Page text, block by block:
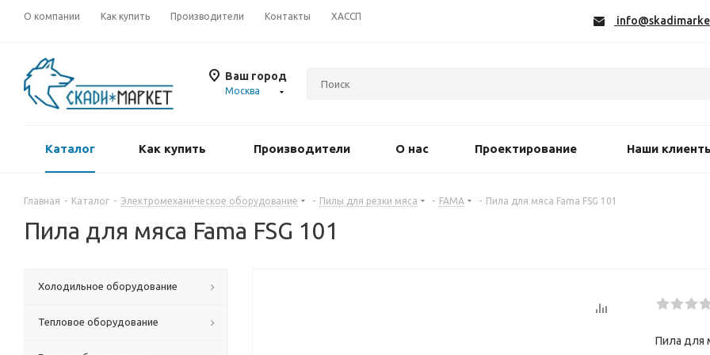
О компании Как купить Производители Контакты ХАССП
Ваш город
Москва
Каталог Как купить Производители О нас Проектирование Наши
Главная - Каталог - Электромеханическое оборудование - Пилы для резки мяса - FAMA - Пила для мяса Fama FSG 101
Пила для мяса Fama FSG 101
Пила для
Холодильное оборудование
Тепловое оборудование